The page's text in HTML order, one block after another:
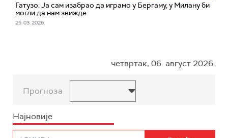
Гатузо: Ја сам изабрао да играмо у Бергаму, у Милану би
могли да нам звижде
25. 03. 2026.
четвртак, 06. август 2026.
Прогноза
Најновије